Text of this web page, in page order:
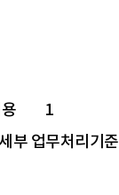
1
부 업무처리기준